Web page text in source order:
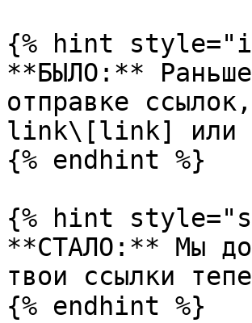
{% hint
**БЫЛО:**
отправке
link\[link] или
{% endhint %}
{% hint
**СТАЛО:** Мы
твои ссылки
{% endhint %}